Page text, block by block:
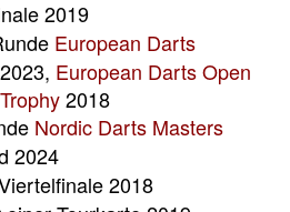
2019
European Darts
European Darts Open
2018
Nordic Darts Masters
2024
2018